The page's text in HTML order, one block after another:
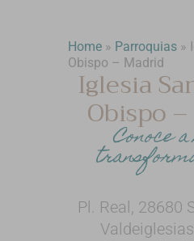
Home » Parroquias »
Obispo – Madrid
Iglesia
Obispo
Conoce
Pl. Real, 28680